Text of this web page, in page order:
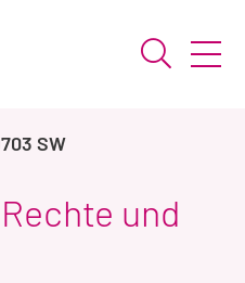
Suche
SW
und